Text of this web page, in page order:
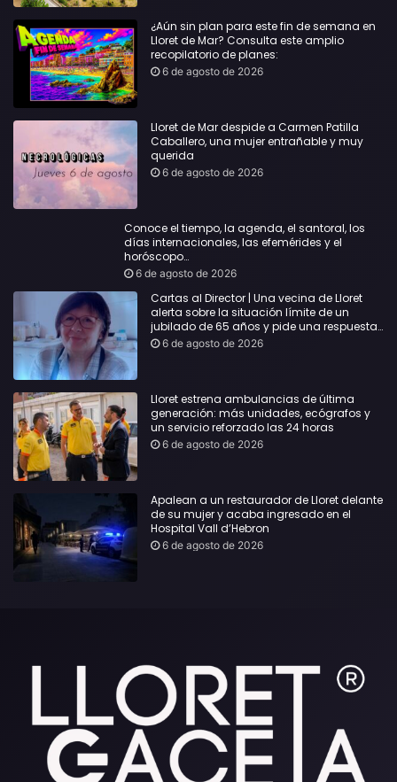
¿Aún sin plan para este fin de semana en
Lloret de Mar? Consulta este amplio
recopilatorio de planes:
6 de agosto de 2026
Lloret de Mar despide a Carmen Patilla
Caballero, una mujer entrañable y muy
querida
6 de agosto de 2026
Conoce el tiempo, la agenda, el santoral, los
días internacionales, las efemérides y el
horóscopo…
6 de agosto de 2026
Cartas al Director | Una vecina de Lloret
alerta sobre la situación límite de un
jubilado de 65 años y pide una respuesta
urgente
6 de agosto de 2026
Lloret estrena ambulancias de última
generación: más unidades, ecógrafos y
un servicio reforzado las 24 horas
6 de agosto de 2026
Apalean a un restaurador de Lloret delante
de su mujer y acaba ingresado en el
Hospital Vall d’Hebron
6 de agosto de 2026